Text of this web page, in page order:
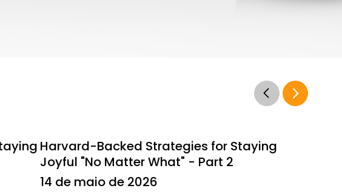
Harvard-Backed Strategies for Staying
Joyful "No Matter What" - Part 2
14 de maio de 2026